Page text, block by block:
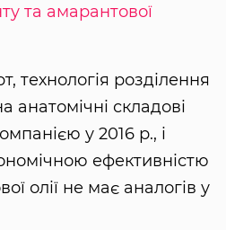
та амарантової
технологія розділення
анатомічні складові
у 2016 р., і
ефективністю
олії не має аналогів у